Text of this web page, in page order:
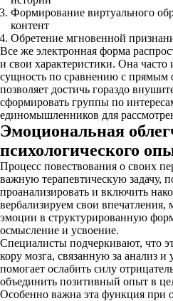
Формирование виртуального
контент
Обретение мгновенной
Все же электронная форма
и свои характеристики. Она часто
сущность по сравнению с прямым
позволяет достичь гораздо
сформировать группы по
единомышленников для
Эмоциональная
психологического
Процесс повествования о своих
важную терапевтическую задачу,
проанализировать и включить
вербализируем свои
эмоции в структурированную
осмысление и усвоение.
Специалисты подчеркивают, что
кору мозга, связанную за анализ
помогает ослабить силу
объединить позитивный опыт в
Особенно важна эта функция при